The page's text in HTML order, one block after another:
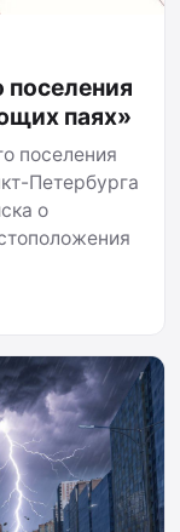
паях»
поселения
Петербурга
о